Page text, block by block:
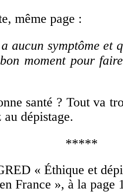
même page :
aucun symptôme et
moment pour
santé ? Tout va
au dépistage.
*****
« Éthique et
France », à la page